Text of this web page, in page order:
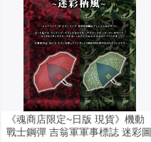
《魂商店限定~日版 現貨》機動
戰士鋼彈 吉翁軍軍事標誌 迷彩圖